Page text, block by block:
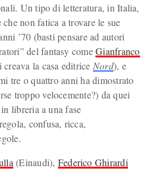
Un tipo di letteratura, in Italia,
non fatica a trovare le sue
’70 (basti pensare ad autori
del fantasy comeGianfranco
la casa editrice Nord), e
tre o quattro anni ha dimostrato
troppo velocemente?) da quei
libreria a una fase
confusa, ricca,
(Einaudi), Federico Ghirardi